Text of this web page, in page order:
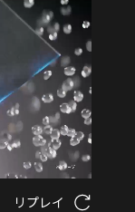
リプレイ